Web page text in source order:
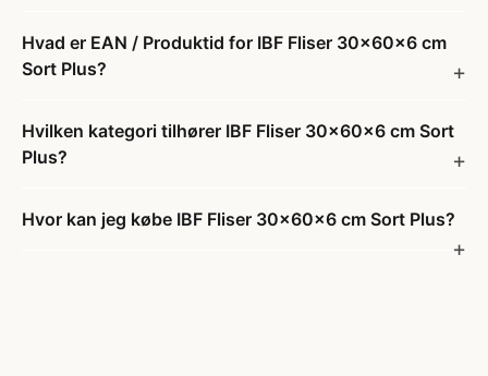
Hvad er EAN / Produktid for IBF Fliser 30x60x6 cm
Sort Plus?
Hvilken kategori tilhører IBF Fliser 30x60x6 cm Sort
Plus?
Hvor kan jeg købe IBF Fliser 30x60x6 cm Sort Plus?